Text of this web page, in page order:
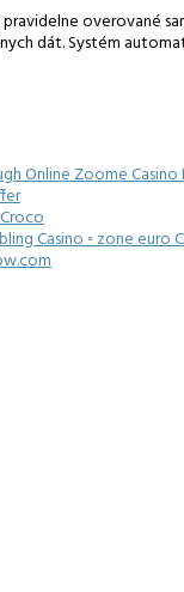
dát. Systém
Online Zoome
Casino ◦ zone